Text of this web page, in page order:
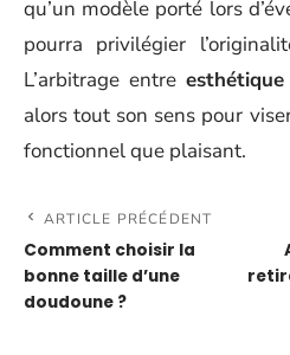
qu’un modèle porté lors
pourra privilégier
L’arbitrage entre esthétique
alors tout son sens pour
fonctionnel que plaisant.
ARTICLE PRÉCÉDENT
Comment choisir la
bonne taille d’une
doudoune ?